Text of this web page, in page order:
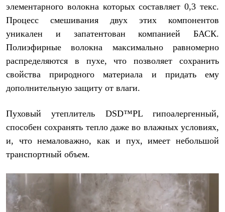
элементарного волокна которых составляет 0,3 текс.
Процесс смешивания двух этих компонентов
уникален и запатентован компанией БАСК.
Полиэфирные волокна максимально равномерно
распределяются в пухе, что позволяет сохранить
свойства природного материала и придать ему
дополнительную защиту от влаги.
Пуховый утеплитель DSD™PL гипоалергенный,
способен сохранять тепло даже во влажных условиях,
и, что немаловажно, как и пух, имеет небольшой
транспортный объем.